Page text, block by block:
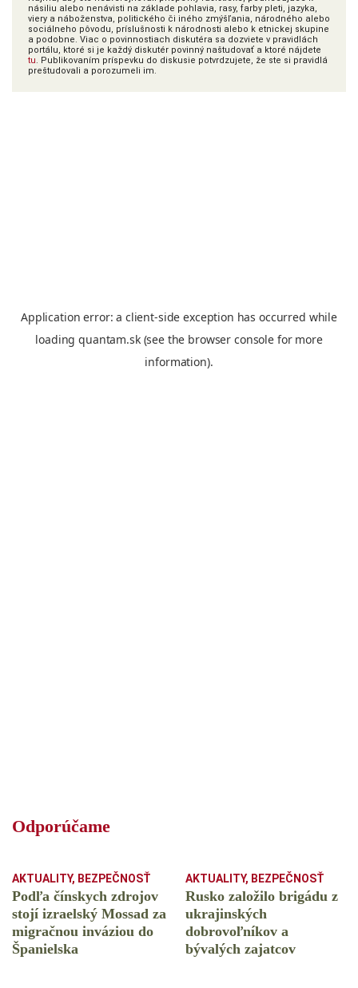
násiliu alebo nenávisti na základe pohlavia, rasy, farby pleti, jazyka,
viery a náboženstva, politického či iného zmýšľania, národného alebo
sociálneho pôvodu, príslušnosti k národnosti alebo k etnickej skupine
a podobne. Viac o povinnostiach diskutéra sa dozviete v pravidlách
portálu, ktoré si je každý diskutér povinný naštudovať a ktoré nájdete
tu. Publikovaním príspevku do diskusie potvrdzujete, že ste si pravidlá
preštudovali a porozumeli im.
Odporúčame
AKTUALITY, BEZPEČNOSŤ
Podľa čínskych zdrojov
stojí izraelský Mossad za
migračnou inváziou do
Španielska
AKTUALITY, BEZPEČNOSŤ
Rusko založilo brigádu z
ukrajinských
dobrovoľníkov a
bývalých zajatcov